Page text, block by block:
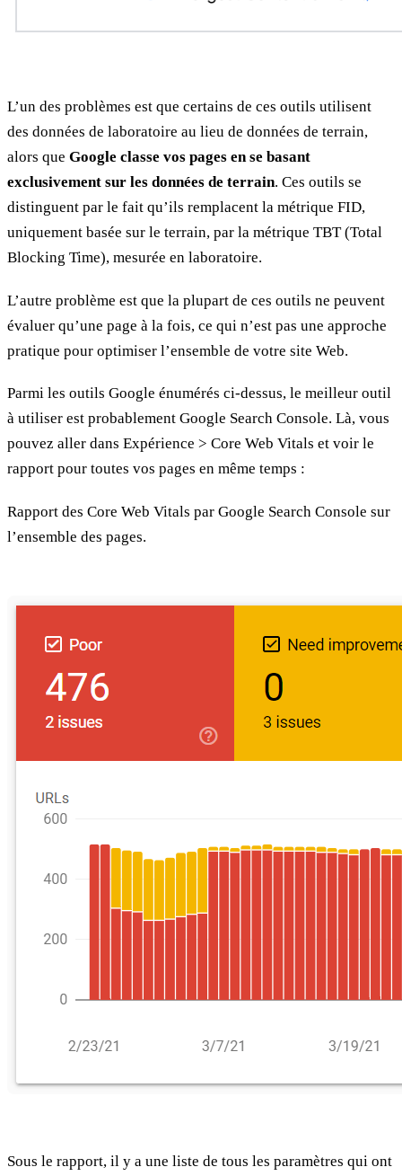
L’un des problèmes est que certains de ces outils utilisent
des données de laboratoire au lieu de données de terrain,
alors que Google classe vos pages en se basant
exclusivement sur les données de terrain. Ces outils se
distinguent par le fait qu’ils remplacent la métrique FID,
uniquement basée sur le terrain, par la métrique TBT (Total
Blocking Time), mesurée en laboratoire.
L’autre problème est que la plupart de ces outils ne peuvent
évaluer qu’une page à la fois, ce qui n’est pas une approche
pratique pour optimiser l’ensemble de votre site Web.
Parmi les outils Google énumérés ci-dessus, le meilleur outil
à utiliser est probablement Google Search Console. Là, vous
pouvez aller dans Expérience > Core Web Vitals et voir le
rapport pour toutes vos pages en même temps :
Rapport des Core Web Vitals par Google Search Console sur
l’ensemble des pages.
Sous le rapport, il y a une liste de tous les paramètres qui ont